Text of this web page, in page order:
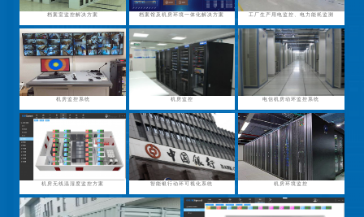
档案室监控解决方案 档案馆及机房环境一体化解决方案 工厂生产用电监控、电力能耗监测
机房监控系统 机房监控 电信机房动环监控系统
机房无线温湿度监控方案 智能银行动环可视化系统 机房环境监控